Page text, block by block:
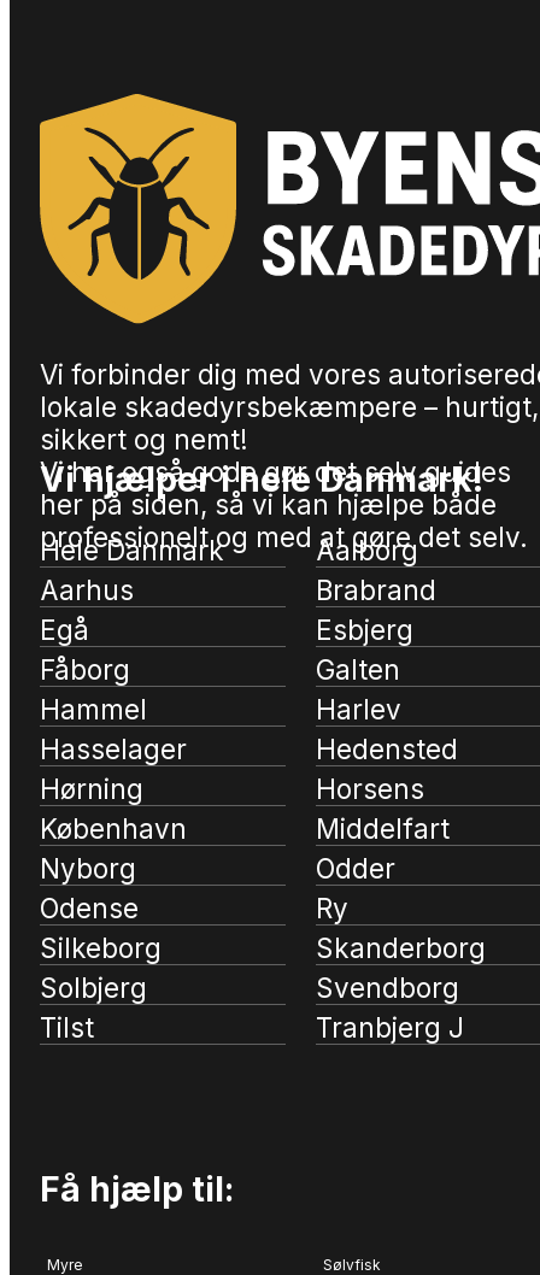
Vi forbinder dig med vores
lokale skadedyrsbekæmpere – hurtigt,
sikkert og nemt!
Vi har også gode gør det selv guides
her på siden, så vi kan hjælpe både
professionelt og med at gøre det selv.
Vi hjælper i hele Danmark!
Hele Danmark
Aalborg
Aarhus
Brabrand
Egå
Esbjerg
Fåborg
Galten
Hammel
Harlev
Hasselager
Hedensted
Hørning
Horsens
København
Middelfart
Nyborg
Odder
Odense
Ry
Silkeborg
Skanderborg
Solbjerg
Svendborg
Tilst
Tranbjerg J
Få hjælp til:
Myre Sølvfisk